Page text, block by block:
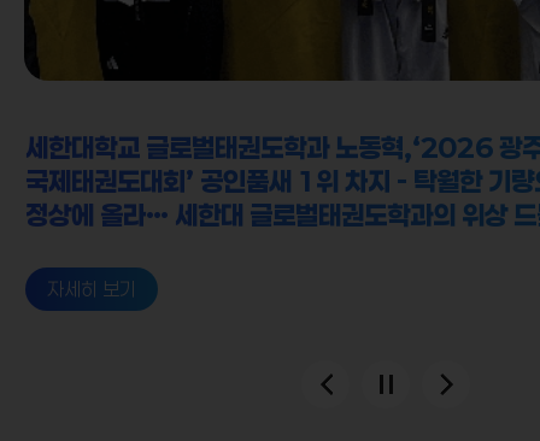
자세히 보기
세한대학교 글로벌태권도학과 노동혁,‘2026 광
국제태권도대회’ 공인품새 1위 차지 - 탁월한 기
정상에 올라… 세한대 글로벌태권도학과의 위상
자세히 보기